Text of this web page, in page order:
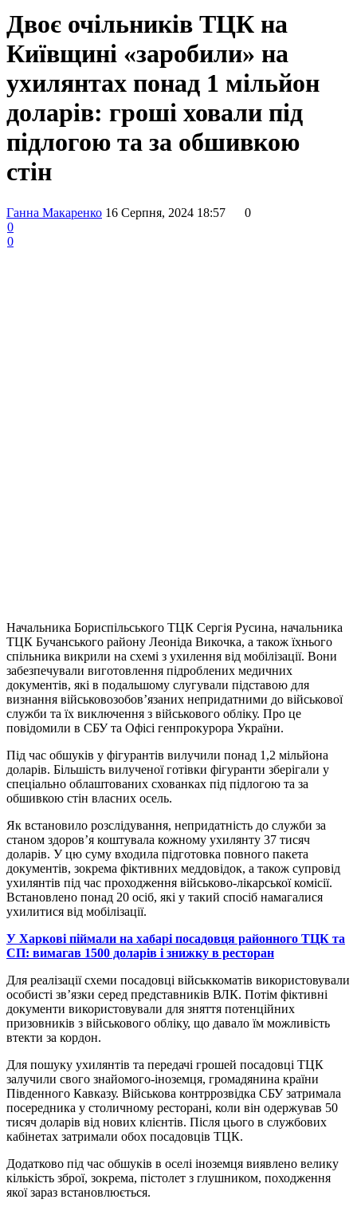
Двоє очільників ТЦК на
Київщині «заробили» на
ухилянтах понад 1 мільйон
доларів: гроші ховали під
підлогою та за обшивкою
стін
Ганна Макаренко 16 Серпня, 2024 18:57
0
0
0
Начальника Бориспільського ТЦК Сергія Русина, начальника
ТЦК Бучанського району Леоніда Викочка, а також їхнього
спільника викрили на схемі з ухилення від мобілізації. Вони
забезпечували виготовлення підроблених медичних
документів, які в подальшому слугували підставою для
визнання військовозобов’язаних непридатними до військової
служби та їх виключення з військового обліку. Про це
повідомили в СБУ та Офісі генпрокурора України.
Під час обшуків у фігурантів вилучили понад 1,2 мільйона
доларів. Більшість вилученої готівки фігуранти зберігали у
спеціально облаштованих схованках під підлогою та за
обшивкою стін власних осель.
Як встановило розслідування, непридатність до служби за
станом здоров’я коштувала кожному ухилянту 37 тисяч
доларів. У цю суму входила підготовка повного пакета
документів, зокрема фіктивних меддовідок, а також супровід
ухилянтів під час проходження військово-лікарської комісії.
Встановлено понад 20 осіб, які у такий спосіб намагалися
ухилитися від мобілізації.
У Харкові піймали на хабарі посадовця районного ТЦК та
СП: вимагав 1500 доларів і знижку в ресторан
Для реалізації схеми посадовці військкоматів використовували
особисті зв’язки серед представників ВЛК. Потім фіктивні
документи використовували для зняття потенційних
призовників з військового обліку, що давало їм можливість
втекти за кордон.
Для пошуку ухилянтів та передачі грошей посадовці ТЦК
залучили свого знайомого-іноземця, громадянина країни
Південного Кавказу. Військова контррозвідка СБУ затримала
посередника у столичному ресторані, коли він одержував 50
тисяч доларів від нових клієнтів. Після цього в службових
кабінетах затримали обох посадовців ТЦК.
Додатково під час обшуків в оселі іноземця виявлено велику
кількість зброї, зокрема, пістолет з глушником, походження
якої зараз встановлюється.